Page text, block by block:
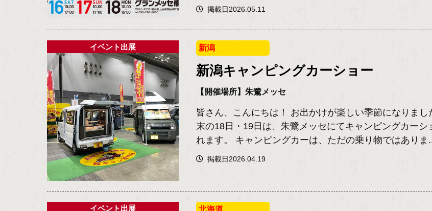
掲載日2026.05.11
イベント出展 新潟
新潟キャンピングカーショー
【開催場所】朱鷺メッセ
皆さん、こんにちは！ お出かけが楽しい季節になりまし
末の18日・19日は、朱鷺メッセにてキャンピングカーシ
れます。 キャンピングカーは、ただの乗り物ではありま
掲載日2026.04.19
イベント出展 北海道